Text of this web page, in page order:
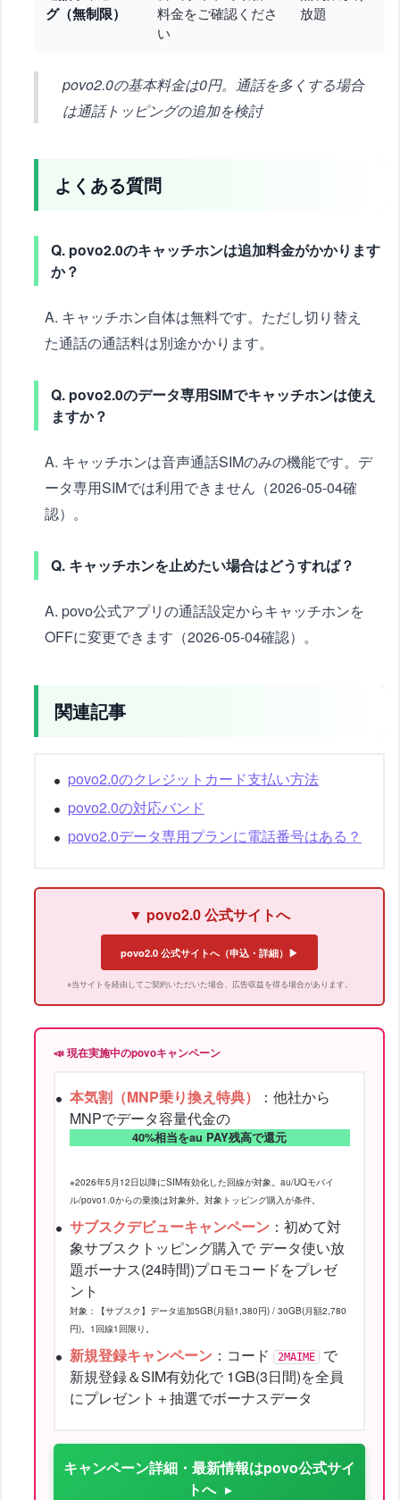
グ（無制限）
料金をご確認くださ
い
放題
povo2.0の基本料金は0円。通話を多くする場合
は通話トッピングの追加を検討
よくある質問
Q. povo2.0のキャッチホンは追加料金がかかります
か？
A. キャッチホン自体は無料です。ただし切り替え
た通話の通話料は別途かかります。
Q. povo2.0のデータ専用SIMでキャッチホンは使え
ますか？
A. キャッチホンは音声通話SIMのみの機能です。デ
ータ専用SIMでは利用できません（2026-05-04確
認）。
Q. キャッチホンを止めたい場合はどうすれば？
A. povo公式アプリの通話設定からキャッチホンを
OFFに変更できます（2026-05-04確認）。
関連記事
povo2.0のクレジットカード支払い方法
povo2.0の対応バンド
povo2.0データ専用プランに電話番号はある？
▼ povo2.0 公式サイトへ
povo2.0 公式サイトへ（申込・詳細）▶
※当サイトを経由してご契約いただいた場合、広告収益を得る場合があります。
📣 現在実施中のpovoキャンペーン
本気割（MNP乗り換え特典）
：他社から
MNPでデータ容量代金の
40%相当をau PAY残高で還元
※2026年5月12日以降にSIM有効化した回線が対象。au/UQモバイ
ル/povo1.0からの乗換は対象外。対象トッピング購入が条件。
サブスクデビューキャンペーン：初めて対
象サブスクトッピング購入で データ使い放
題ボーナス(24時間)プロモコードをプレゼ
ント
対象：【サブスク】データ追加5GB(月額1,380円) / 30GB(月額2,780
円)。1回線1回限り。
新規登録キャンペーン：コード 2MAIME で
新規登録＆SIM有効化で 1GB(3日間)を全員
にプレゼント＋抽選でボーナスデータ
キャンペーン詳細・最新情報はpovo公式サイ
トへ